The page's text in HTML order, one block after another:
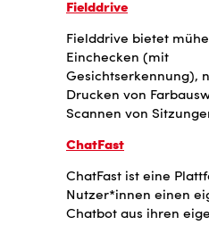
Fielddrive
Fielddrive bietet
Einchecken (mit
Gesichtserkennung),
Drucken von
Scannen von
ChatFast
ChatFast ist eine
Nutzer*innen einen
Chatbot aus ihren